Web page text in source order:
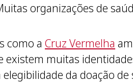
organizações de
como aCruz Vermelha
existem muitas
da doação